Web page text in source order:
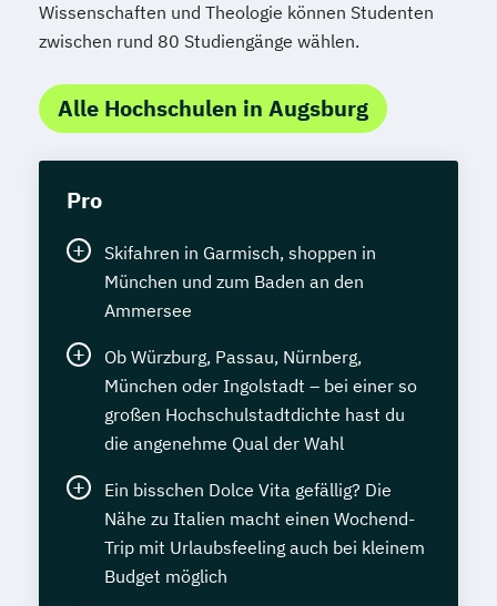
Wissenschaften und Theologie können Studenten
zwischen rund 80 Studiengänge wählen.
Alle Hochschulen in Augsburg
Pro
Skifahren in Garmisch, shoppen in
München und zum Baden an den
Ammersee
Ob Würzburg, Passau, Nürnberg,
München oder Ingolstadt – bei einer so
großen Hochschulstadtdichte hast du
die angenehme Qual der Wahl
Ein bisschen Dolce Vita gefällig? Die
Nähe zu Italien macht einen Wochend-
Trip mit Urlaubsfeeling auch bei kleinem
Budget möglich